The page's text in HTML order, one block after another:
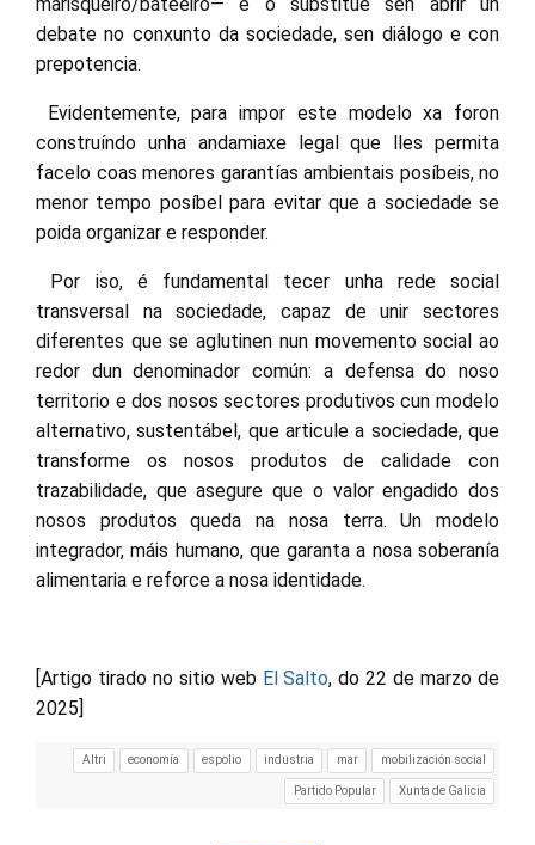
marisqueiro/bateeiro— e o substitúe sen abrir un
debate no conxunto da sociedade, sen diálogo e con
prepotencia.
Evidentemente, para impor este modelo xa foron
construíndo unha andamiaxe legal que lles permita
facelo coas menores garantías ambientais posíbeis, no
menor tempo posíbel para evitar que a sociedade se
poida organizar e responder.
Por iso, é fundamental tecer unha rede social
transversal na sociedade, capaz de unir sectores
diferentes que se aglutinen nun movemento social ao
redor dun denominador común: a defensa do noso
territorio e dos nosos sectores produtivos cun modelo
alternativo, sustentábel, que articule a sociedade, que
transforme os nosos produtos de calidade con
trazabilidade, que asegure que o valor engadido dos
nosos produtos queda na nosa terra. Un modelo
integrador, máis humano, que garanta a nosa soberanía
alimentaria e reforce a nosa identidade.
[Artigo tirado no sitio web El Salto, do 22 de marzo de
2025]
Altri economía espolio industria mar mobilización social
Partido Popular Xunta de Galicia